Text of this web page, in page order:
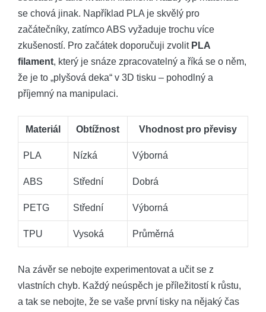
se chová jinak. Například PLA je skvělý pro
začátečníky, zatímco ABS vyžaduje trochu více
zkušeností. Pro začátek doporučuji zvolit PLA
filament, který je snáze zpracovatelný a říká se o něm,
že je to „plyšová deka“ v 3D tisku – pohodlný a
příjemný na manipulaci.
Materiál Obtížnost Vhodnost pro převisy
PLA Nízká Výborná
ABS Střední Dobrá
PETG Střední Výborná
TPU Vysoká Průměrná
Na závěr se nebojte experimentovat a učit se z
vlastních chyb. Každý neúspěch je příležitostí k růstu,
a tak se nebojte, že se vaše první tisky na nějaký čas